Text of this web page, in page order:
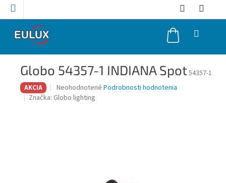
Prejsť
NÁKUPNÝ
KOŠÍK
Globo 54357-1 INDIANA Spot54357-1
AKCIA
Priemerné
hodnotenie
Neohodnotené Podrobnosti hodnotenia
Značka: Globo lighting